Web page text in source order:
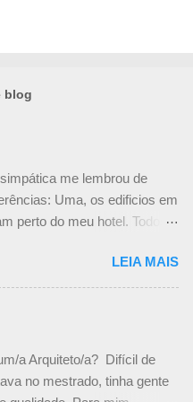
blog
me lembrou de
Uma, os edificios em
perto do meu hotel. Todos
Mas olhando com
a segunda referência. Na
da frente e fundos são
floreiras que criam um
a casa do colega Oscar
tenho fotos no computador,
LEIA MAIS
a Arquiteto/a? Difícil de
no mestrado, tinha gente